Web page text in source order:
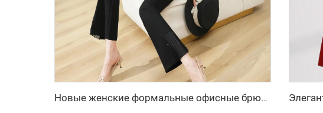
Новые женские формальные офисные брюки, женские рабочие повседневные брюки-леггинсы с карманами, расширенные к низу